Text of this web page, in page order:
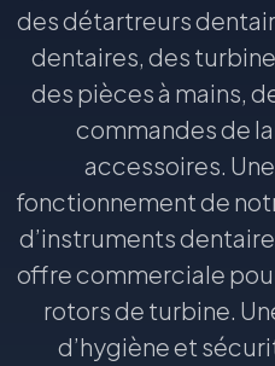
des détartreurs
dentaires, des
des pièces à mains,
commandes de
accessoires.
fonctionnement de
d’instruments
offre commerciale
rotors de turbine.
d’hygiène et